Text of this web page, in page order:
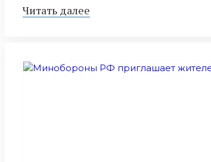
Читать далее